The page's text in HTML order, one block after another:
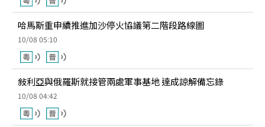
哈馬斯重申續推進加沙停火協議第二階段路線圖
10/08 05:10
敍利亞與俄羅斯就接管兩處軍事基地 達成諒解備忘錄
10/08 04:42